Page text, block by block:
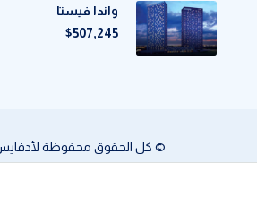
واندا فيستا
$507,245
© كل الحقوق محفوظة لأدفايس